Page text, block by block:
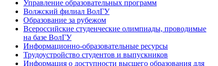
Управление образовательных программ
Волжский филиал ВолГУ
Образование за рубежом
Всероссийские студенческие олимпиады, проводимые
на базе ВолГУ
Информационно-образовательные ресурсы
Трудоустройство студентов и выпускников
Информация о доступности высшего образования для